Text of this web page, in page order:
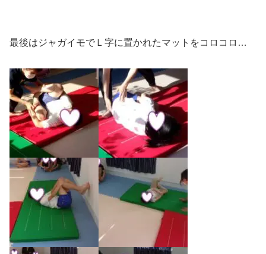
最後はジャガイモでＬ字に置かれたマットをコロコロ…